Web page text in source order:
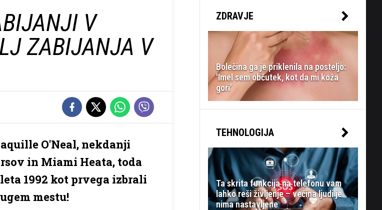
V
ZABIJANJA V
O'Neal, nekdanji
in Miami Heata, toda
1992 kot prvega izbrali
mestu!
ZDRAVJE
Bolečina ga je priklenila na posteljo:
'Imel sem občutek, kot da mi koža
gori'
TEHNOLOGIJA
Ta skrita funkcija na telefonu vam
lahko reši življenje – večina ljudi je
nima nastavljene